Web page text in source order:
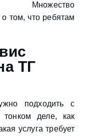
том, что ребятам
ТГ
подходить с
деле, как
услуга требует